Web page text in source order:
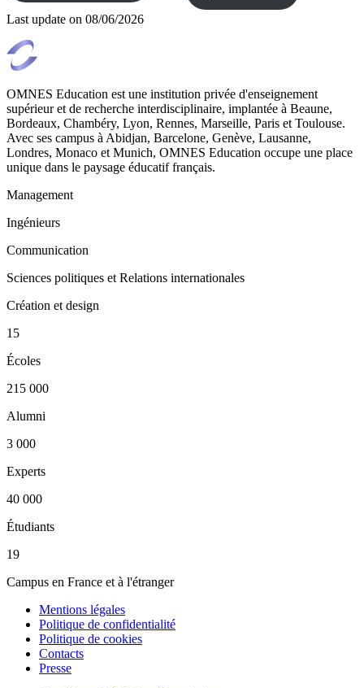
Last update on 08/06/2026
OMNES Education est une institution privée d'enseignement
supérieur et de recherche interdisciplinaire, implantée à Beaune,
Bordeaux, Chambéry, Lyon, Rennes, Marseille, Paris et Toulouse.
Avec ses campus à Abidjan, Barcelone, Genève, Lausanne,
Londres, Monaco et Munich, OMNES Education occupe une place
unique dans le paysage éducatif français.
Management
Ingénieurs
Communication
Sciences politiques et Relations internationales
Création et design
15
Écoles
215 000
Alumni
3 000
Experts
40 000
Étudiants
19
Campus en France et à l'étranger
Mentions légales
Politique de confidentialité
Politique de cookies
Contacts
Presse